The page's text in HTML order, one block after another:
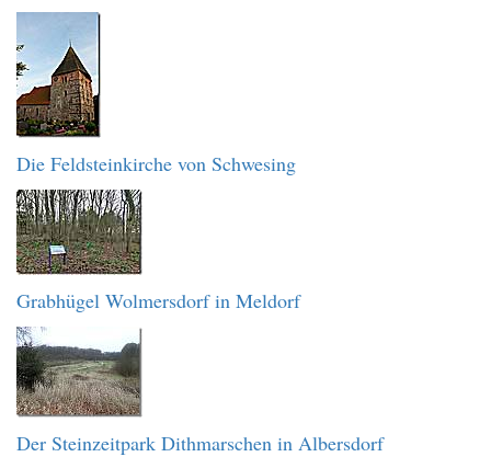
Die Feldsteinkirche von Schwesing
Grabhügel Wolmersdorf in Meldorf
Der Steinzeitpark Dithmarschen in Albersdorf